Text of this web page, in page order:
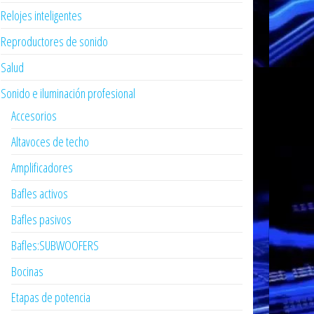
Relojes inteligentes
Reproductores de sonido
Salud
Sonido e iluminación profesional
Accesorios
Altavoces de techo
Amplificadores
Bafles activos
Bafles pasivos
Bafles:SUBWOOFERS
Bocinas
Etapas de potencia